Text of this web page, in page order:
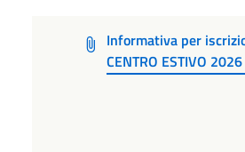
Informativa per
CENTRO ESTIVO 2026